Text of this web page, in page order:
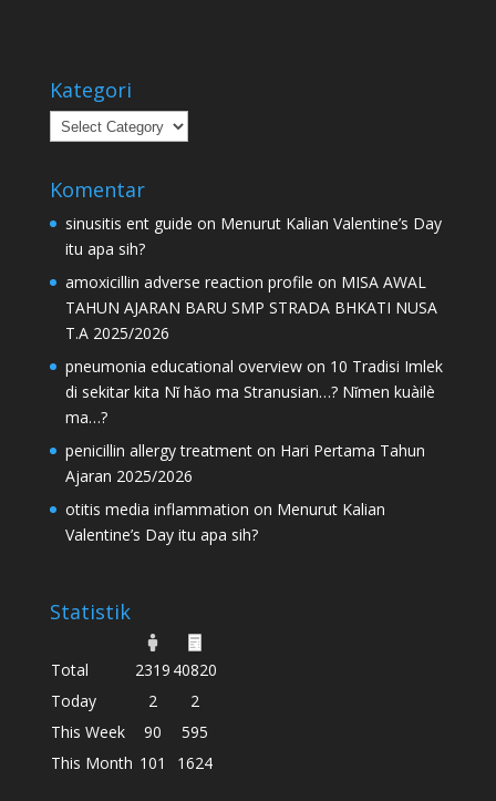
Kategori
Kategori
Komentar
sinusitis ent guide on Menurut Kalian Valentine’s Day
itu apa sih?
amoxicillin adverse reaction profile on MISA AWAL
TAHUN AJARAN BARU SMP STRADA BHKATI NUSA
T.A 2025/2026
pneumonia educational overviewon 10 Tradisi Imlek
di sekitar kita Nǐ hǎo ma Stranusian…? Nǐmen kuàilè
ma…?
penicillin allergy treatmenton Hari Pertama Tahun
Ajaran 2025/2026
otitis media inflammation on Menurut Kalian
Valentine’s Day itu apa sih?
Statistik
Total 2319 40820
Today
2
2
This Week
90
595
This Month 101 1624